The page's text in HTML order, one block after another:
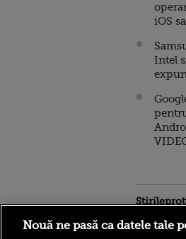
iOS
Intel
Nouă ne pasă ca datele tale